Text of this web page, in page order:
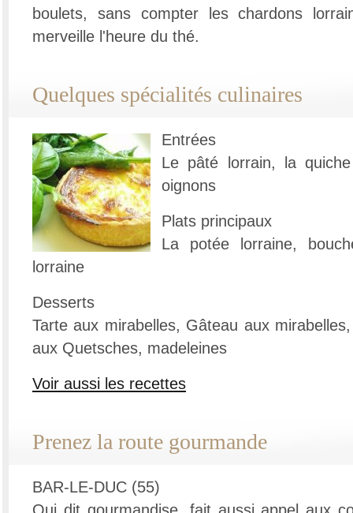
boulets, sans compter les chardons
merveille l'heure du thé.
Quelques spécialités culinaires
Entrées
Le pâté lorrain, la
oignons
Plats principaux
La potée lorraine,
lorraine
Desserts
Tarte aux mirabelles, Gâteau aux
aux Quetsches, madeleines
Voir aussi les recettes
Prenez la route gourmande
BAR-LE-DUC (55)